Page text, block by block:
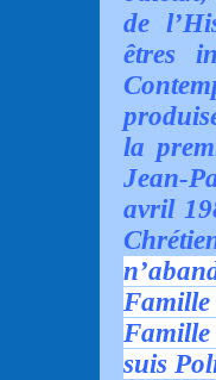
de
êtres
la
Jean-
avril
suis